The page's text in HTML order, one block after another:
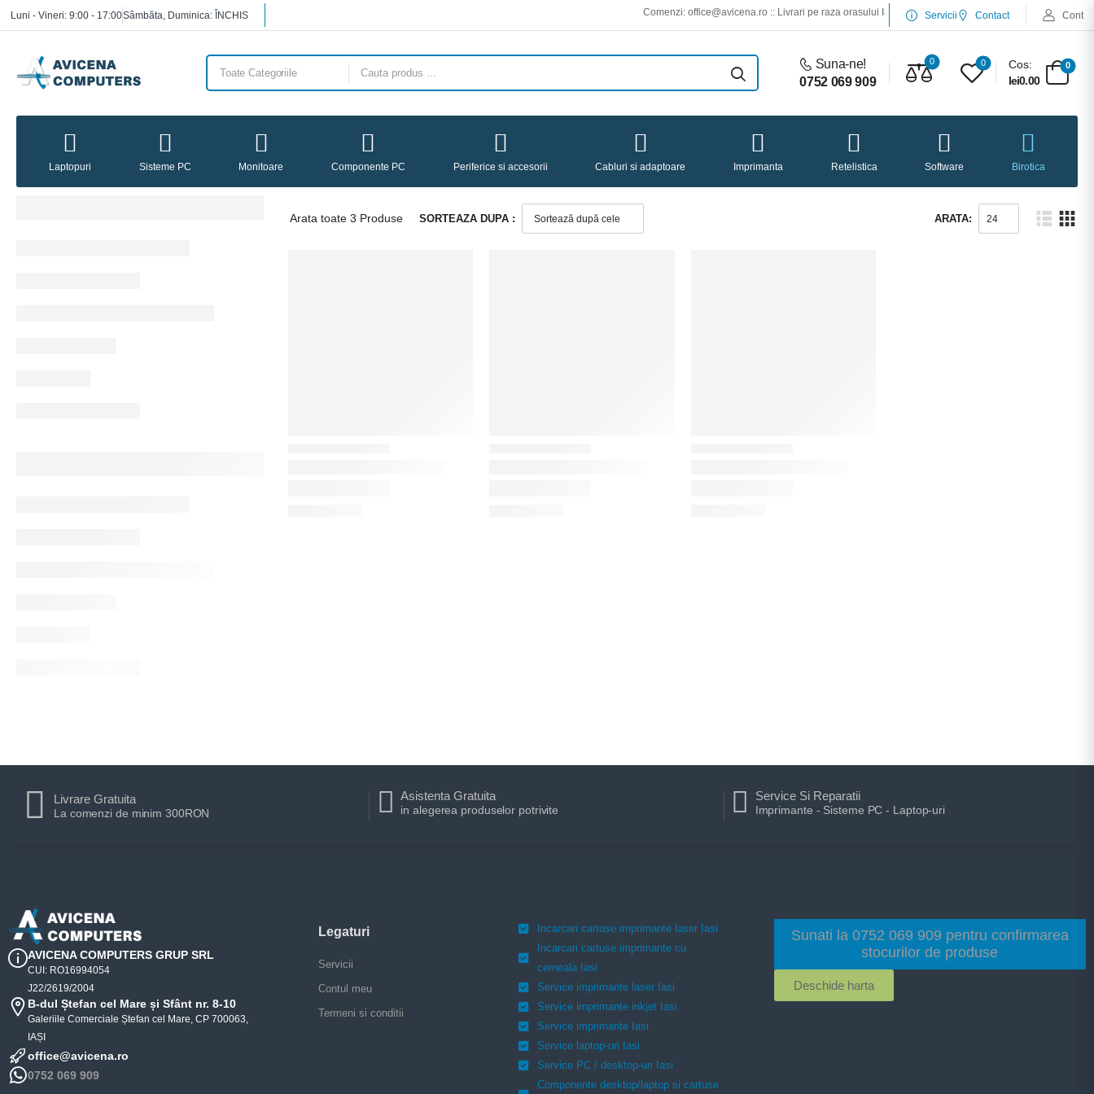
Luni - Vineri: 9:00 - 17:00Sâmbăta, Duminica: ÎNCHIS Comenzi: office@avicena.ro :: Livrari pe raza orasului Iasi :: Service desktop si laptop :: Service
Servicii Contact Cont
Suna-ne!
0752 069 909
0 0
Cos:
lei0.00
0
Laptopuri Sisteme PC Monitoare Componente PC Periferice si accesorii Cabluri si adaptoare Imprimanta Retelistica Software Birotica
Arata toate 3 Produse SORTEAZA DUPA : ARATA:
Livrare Gratuita
La comenzi de minim 300RON
Asistenta Gratuita
in alegerea produselor potrivite
Service Si Reparatii
Imprimante - Sisteme PC - Laptop-uri
AVICENA COMPUTERS GRUP SRL
CUI: RO16994054
J22/2619/2004
B-dul Ștefan cel Mare și Sfânt nr. 8-10
Galeriile Comerciale Ștefan cel Mare, CP 700063,
IAȘI
office@avicena.ro
0752 069 909
Legaturi
Servicii
Contul meu
Termeni si conditii
Incarcari cartuse imprimante laser Iasi
Incarcari cartuse imprimante cu
cerneala Iasi
Service imprimante laser Iasi
Service imprimante inkjet Iasi
Service imprimante Iasi
Service laptop-uri Iasi
Service PC / desktop-uri Iasi
Componente desktop/laptop si cartuse
Sunati la 0752 069 909 pentru confirmarea
stocurilor de produse
Deschide harta